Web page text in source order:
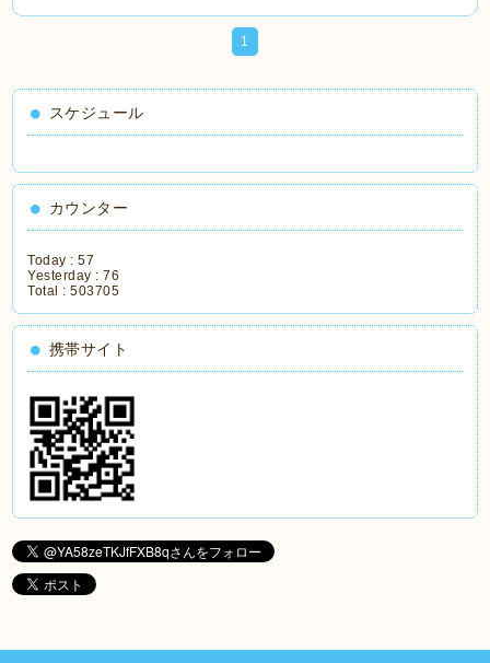
1
スケジュール
カウンター
Today :57
Yesterday :76
Total :503705
携帯サイト